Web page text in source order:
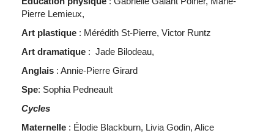
Pierre Lemieux,
Art plastique : Mérédith St-Pierre, Victor Runtz
Art dramatique : Jade Bilodeau,
Anglais : Annie-Pierre Girard
Spe: Sophia Pedneault
Cycles
Maternelle : Élodie Blackburn, Livia Godin, Alice